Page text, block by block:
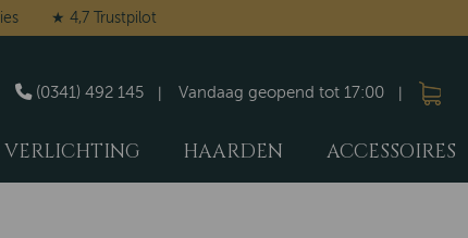
★ 4,7 Trustpilot
Vandaag geopend tot 17:00
(0341) 492 145
VERLICHTING HAARDEN ACCESSOIRES